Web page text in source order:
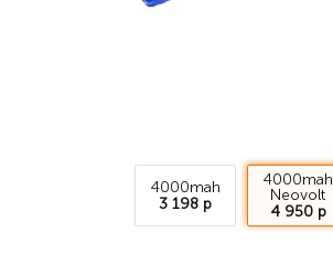
4000mah
3 198 р
4000mah
Neovolt
4 950 р